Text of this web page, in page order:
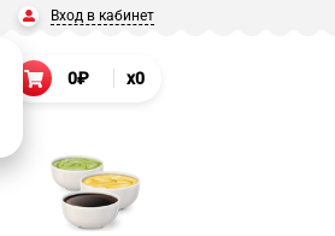
Вход в кабинет
0₽ x0